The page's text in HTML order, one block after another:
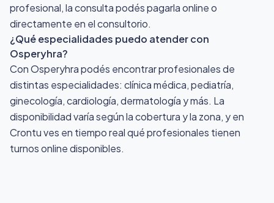
profesional, la consulta podés pagarla online o
directamente en el consultorio.
¿Qué especialidades puedo atender con
Osperyhra?
Con Osperyhra podés encontrar profesionales de
distintas especialidades: clínica médica, pediatría,
ginecología, cardiología, dermatología y más. La
disponibilidad varía según la cobertura y la zona, y en
Crontu ves en tiempo real qué profesionales tienen
turnos online disponibles.